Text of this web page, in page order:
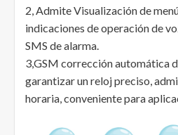
2, Admite Visualización de
indicaciones de operación de
SMS de alarma.
3,GSM corrección automática
garantizar un reloj preciso,
horaria, conveniente para